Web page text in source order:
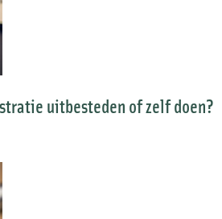
uitbesteden of zelf doen?